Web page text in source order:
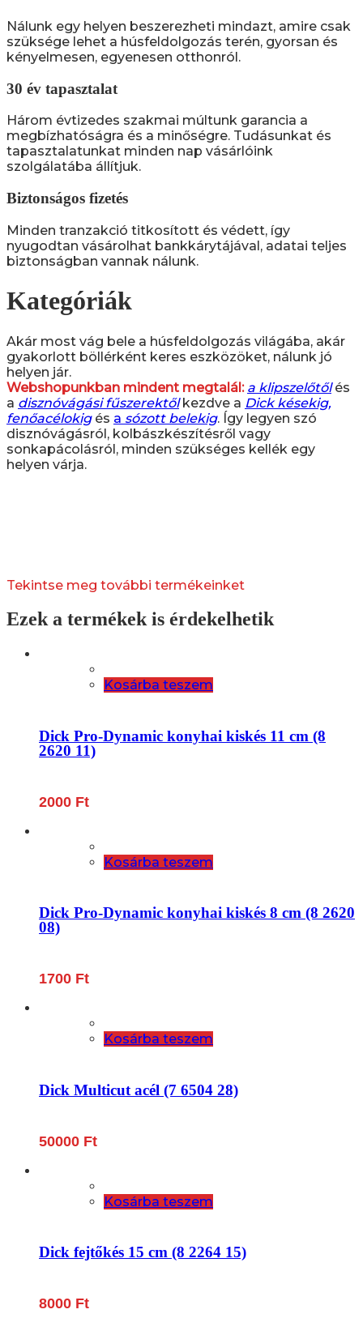
Nálunk egy helyen beszerezheti mindazt, amire csak
szüksége lehet a húsfeldolgozás terén, gyorsan és
kényelmesen, egyenesen otthonról.
30 év tapasztalat
Három évtizedes szakmai múltunk garancia a
megbízhatóságra és a minőségre. Tudásunkat és
tapasztalatunkat minden nap vásárlóink
szolgálatába állítjuk.
Biztonságos fizetés
Minden tranzakció titkosított és védett, így
nyugodtan vásárolhat bankkárytájával, adatai teljes
biztonságban vannak nálunk.
Kategóriák
Akár most vág bele a húsfeldolgozás világába, akár
gyakorlott böllérként keres eszközöket, nálunk jó
helyen jár.
Webshopunkban mindent megtalál: a klipszelőtőlés
a disznóvágási fűszerektőlkezdve a Dick késekig,
fenőacélokigés a sózott belekig. Így legyen szó
disznóvágásról, kolbászkészítésről vagy
sonkapácolásról, minden szükséges kellék egy
helyen várja.
Tekintse meg további termékeinket
Ezek a termékek is érdekelhetik
Kosárba teszem
Dick Pro-Dynamic konyhai kiskés 11 cm (8
2620 11)
2000 Ft
Kosárba teszem
Dick Pro-Dynamic konyhai kiskés 8 cm (8 2620
08)
1700 Ft
Kosárba teszem
Dick Multicut acél (7 6504 28)
50000 Ft
Kosárba teszem
Dick fejtőkés 15 cm (8 2264 15)
8000 Ft